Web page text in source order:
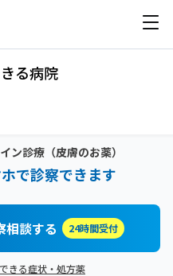
る病院
ン診療（皮膚のお薬）
で診察できます
相談する 24時間受付
きる症状・処方薬